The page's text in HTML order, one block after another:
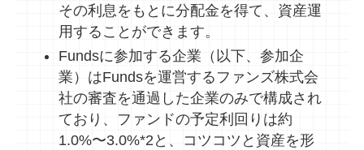
その利息をもとに分配金を得て、資産運
用することができます。
Fundsに参加する企業（以下、参加企
業）はFundsを運営するファンズ株式会
社の審査を通過した企業のみで構成され
ており、ファンドの予定利回りは約
1.0%〜3.0%*2と、コツコツと資産を形